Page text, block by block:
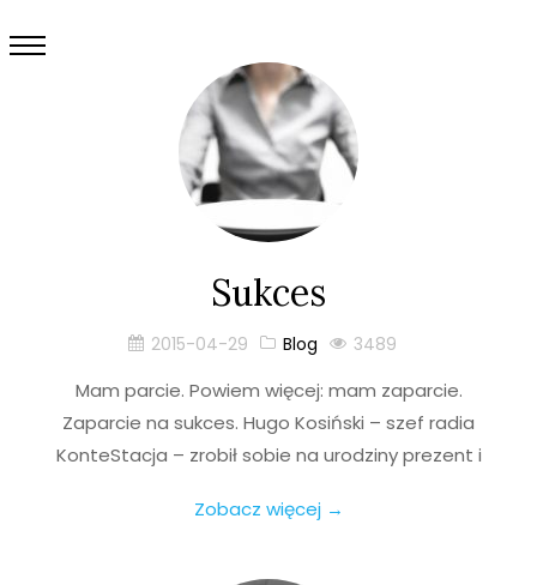
Sukces
2015-04-29 Blog 3489
Mam parcie. Powiem więcej: mam zaparcie.
Zaparcie na sukces. Hugo Kosiński – szef radia
KonteStacja – zrobił sobie na urodziny prezent i
Zobacz więcej →